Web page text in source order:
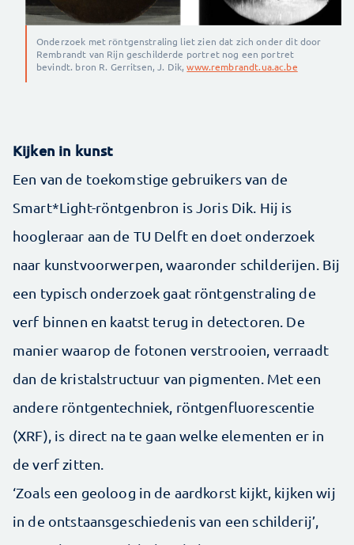
Onderzoek met röntgenstraling liet zien dat zich onder dit door
Rembrandt van Rijn geschilderde portret nog een portret
bevindt. bron R. Gerritsen, J. Dik,www.rembrandt.ua.ac.be
Kijken in kunst
Een van de toekomstige gebruikers van de
Smart*Light-röntgenbron is Joris Dik. Hij is
hoogleraar aan de TU Delft en doet onderzoek
naar kunstvoorwerpen, waaronder schilderijen. Bij
een typisch onderzoek gaat röntgenstraling de
verf binnen en kaatst terug in detectoren. De
manier waarop de fotonen verstrooien, verraadt
dan de kristalstructuur van pigmenten. Met een
andere röntgentechniek, röntgenfluorescentie
(XRF), is direct na te gaan welke elementen er in
de verf zitten.
‘Zoals een geoloog in de aardkorst kijkt, kijken wij
in de ontstaansgeschiedenis van een schilderij’,